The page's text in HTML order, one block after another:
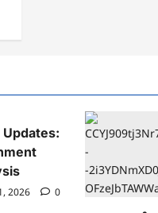
2026 0